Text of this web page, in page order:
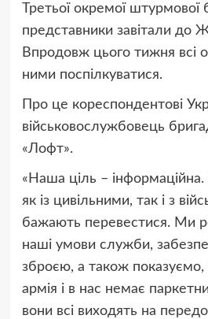
Третьої окремої штурмової
представники завітали до
Впродовж цього тижня всі
ними поспілкуватися.
Про це кореспондентові
військовослужбовець
«Лофт».
«Наша ціль –
як із цивільними, так і з
бажають перевестися. Ми
наші умови служби,
зброєю, а також
армія і в нас немає
вони всі виходять на